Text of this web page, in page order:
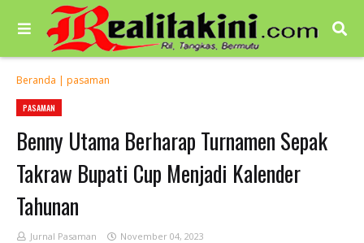
Beranda | pasaman
PASAMAN
Benny Utama Berharap Turnamen Sepak
Takraw Bupati Cup Menjadi Kalender
Tahunan
Jurnal Pasaman November 04, 2023